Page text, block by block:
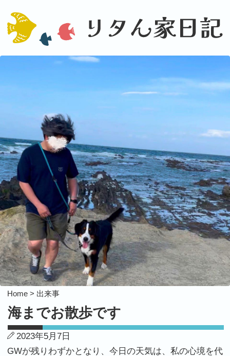
Home > 出来事
海までお散歩です
2023年5月7日
GWが残りわずかとなり、今日の天気は、私の心境を代